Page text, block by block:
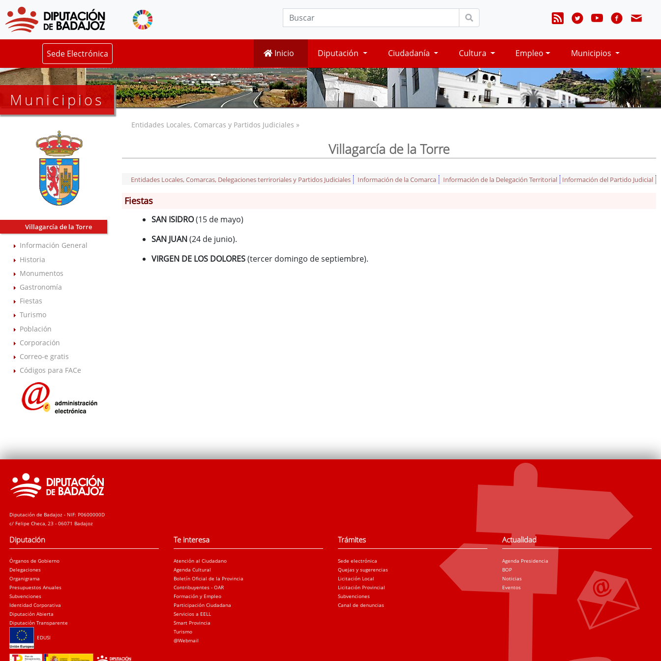
Sede Electrónica Inicio Diputación Ciudadanía Cultura Empleo Municipios
Municipios
Villagarcía de la Torre
Información General
Historia
Monumentos
Gastronomía
Fiestas
Turismo
Población
Corporación
Correo-e gratis
Códigos para FACe
Entidades Locales, Comarcas y Partidos Judiciales »
Villagarcía de la Torre
Entidades Locales, Comarcas, Delegaciones terriroriales y Partidos Judiciales Información de la Comarca Información de la Delegación Territorial Información del Partido Judicial
Fiestas
SAN ISIDRO(15 de mayo)
SAN JUAN(24 de junio).
VIRGEN DE LOS DOLORES(tercer domingo de septiembre).
Diputación de Badajoz - NIF: P0600000D
c/ Felipe Checa, 23 - 06071 Badajoz
Diputación
Órganos de Gobierno
Delegaciones
Organigrama
Presupuestos Anuales
Subvenciones
Identidad Corporativa
Diputación Abierta
Diputación Transparente
EDUSI
Te interesa
Atención al Ciudadano
Agenda Cultural
Boletín Oficial de la Provincia
Contribuyentes - OAR
Formación y Empleo
Participación Ciudadana
Servicios a EELL
Smart Provincia
Turismo
@Webmail
Trámites
Sede electrónica
Quejas y sugerencias
Licitación Local
Licitación Provincial
Subvenciones
Canal de denuncias
Actualidad
Agenda Presidencia
BOP
Noticias
Eventos